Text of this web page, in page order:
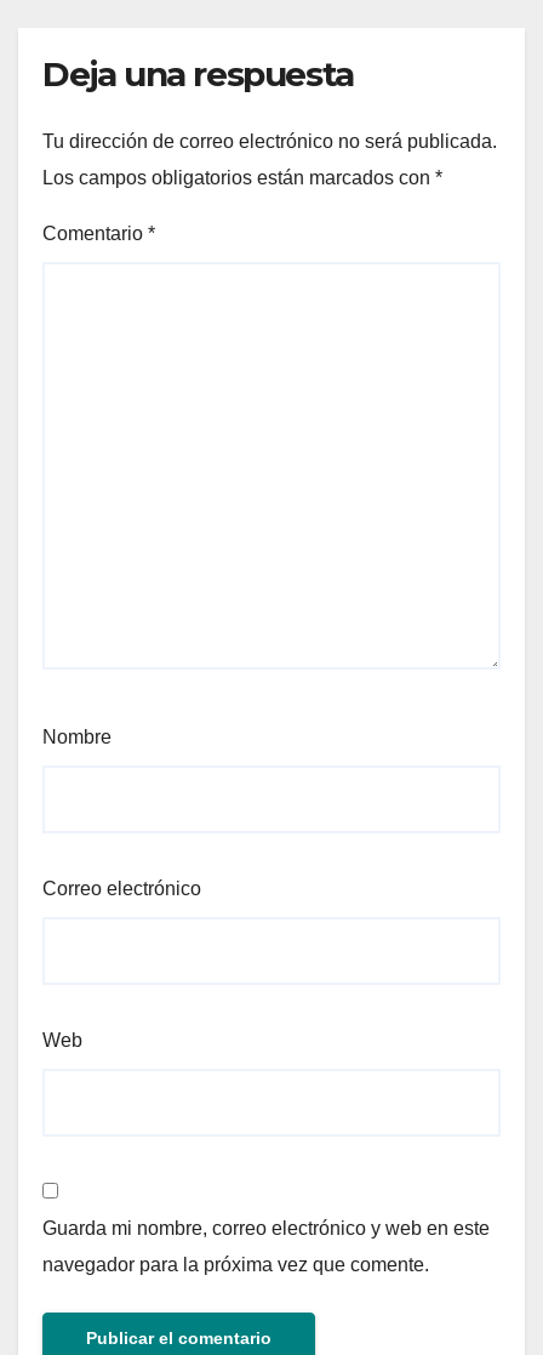
Deja una respuesta
Tu dirección de correo electrónico no será publicada.
Los campos obligatorios están marcados con *
Comentario *
Nombre
Correo electrónico
Web
Guarda mi nombre, correo electrónico y web en este
navegador para la próxima vez que comente.